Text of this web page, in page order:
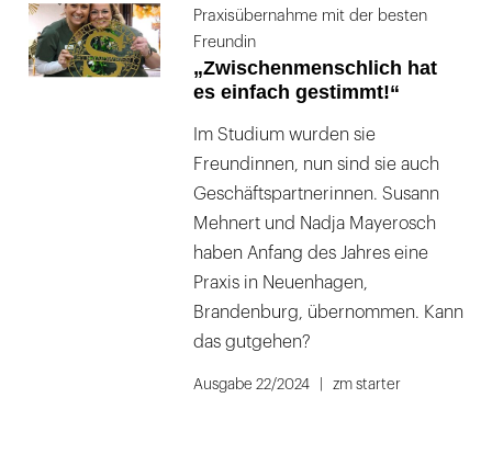
Praxisübernahme mit der besten
Freundin
„Zwischenmenschlich hat
es einfach gestimmt!“
Im Studium wurden sie
Freundinnen, nun sind sie auch
Geschäftspartnerinnen. Susann
Mehnert und Nadja Mayerosch
haben Anfang des Jahres eine
Praxis in Neuenhagen,
Brandenburg, übernommen. Kann
das gutgehen?
Ausgabe 22/2024 zm starter